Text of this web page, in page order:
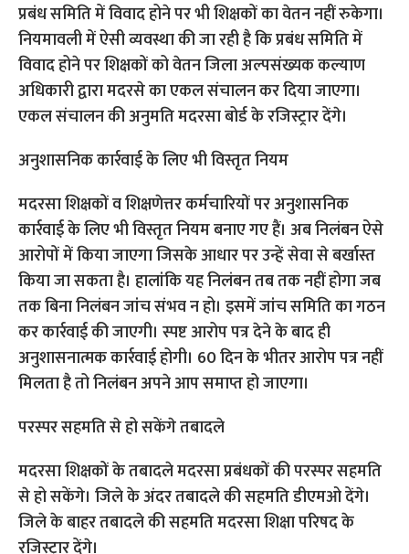
प्रबंध समिति में विवाद होने पर भी शिक्षकों का वेतन नहीं रुकेगा।
नियमावली में ऐसी व्यवस्था की जा रही है कि प्रबंध समिति में
विवाद होने पर शिक्षकों को वेतन जिला अल्पसंख्यक कल्याण
अधिकारी द्वारा मदरसे का एकल संचालन कर दिया जाएगा।
एकल संचालन की अनुमति मदरसा बोर्ड के रजिस्ट्रार देंगे।
अनुशासनिक कार्रवाई के लिए भी विस्तृत नियम
मदरसा शिक्षकों व शिक्षणेत्तर कर्मचारियों पर अनुशासनिक
कार्रवाई के लिए भी विस्तृत नियम बनाए गए हैं। अब निलंबन ऐसे
आरोपों में किया जाएगा जिसके आधार पर उन्हें सेवा से बर्खास्त
किया जा सकता है। हालांकि यह निलंबन तब तक नहीं होगा जब
तक बिना निलंबन जांच संभव न हो। इसमें जांच समिति का गठन
कर कार्रवाई की जाएगी। स्पष्ट आरोप पत्र देने के बाद ही
अनुशासनात्मक कार्रवाई होगी। 60 दिन के भीतर आरोप पत्र नहीं
मिलता है तो निलंबन अपने आप समाप्त हो जाएगा।
परस्पर सहमति से हो सकेंगे तबादले
मदरसा शिक्षकों के तबादले मदरसा प्रबंधकों की परस्पर सहमति
से हो सकेंगे। जिले के अंदर तबादले की सहमति डीएमओ देंगे।
जिले के बाहर तबादले की सहमति मदरसा शिक्षा परिषद के
रजिस्ट्रार देंगे।